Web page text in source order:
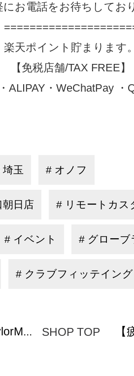
にお電話をお待ちしてお
楽天ポイント貯まります
【免税店舗/TAX FREE】
ALIPAY・WeChatPay ・
埼玉 # オノフ
日店 # リモートカス
# イベント # グローブ
# クラブフィッテイング
SHOP TOP